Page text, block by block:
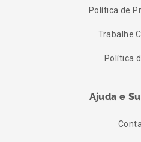
Política de
Trabalhe
Política
Ajuda e